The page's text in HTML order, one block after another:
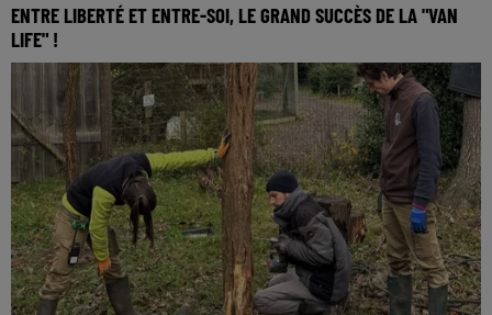
ENTRE LIBERTÉ ET ENTRE-SOI, LE GRAND SUCCÈS DE LA "VAN
LIFE" !